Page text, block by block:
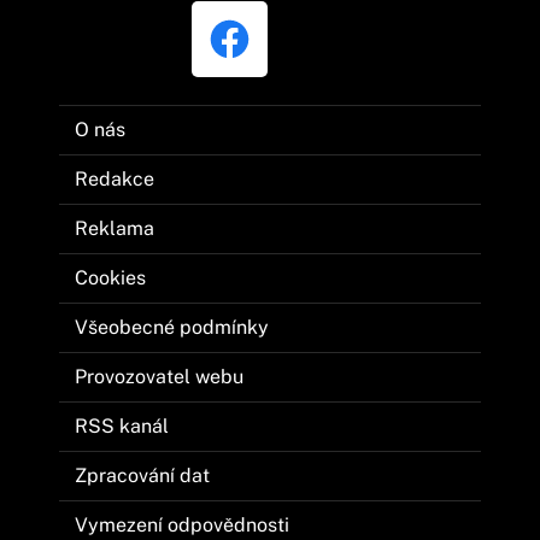
O nás
Redakce
Reklama
Cookies
Všeobecné podmínky
Provozovatel webu
RSS kanál
Zpracování dat
Vymezení odpovědnosti